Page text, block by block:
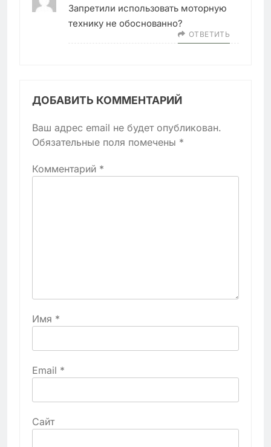
Запретили использовать моторную
технику не обоснованно?
ОТВЕТИТЬ
ДОБАВИТЬ КОММЕНТАРИЙ
Ваш адрес email не будет опубликован.
Обязательные поля помечены *
Комментарий *
Имя *
Email *
Сайт